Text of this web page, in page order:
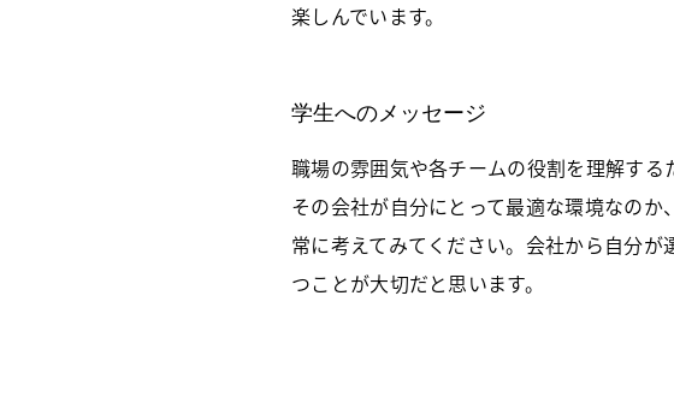
楽しんでいます。
学生へのメッセージ
職場の雰囲気や各チームの役割を理解する
その会社が自分にとって最適な環境なの
常に考えてみてください。会社から自分
つことが大切だと思います。